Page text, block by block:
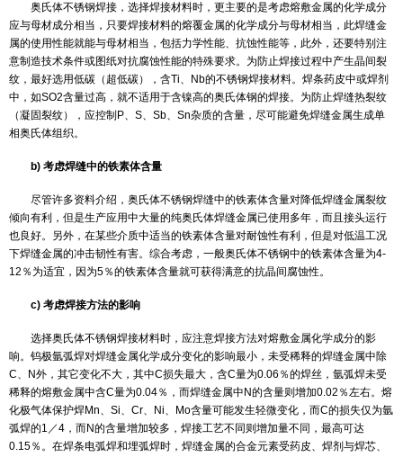
太多，否则将导致焊缝塑性降低，硬度增大，不利于随后的制造成型
选择高温运行下焊接接头的焊接材料时，也应考虑其高温短时抗
久强度不低于母材的对应值。
一般碳素钢和普通低合金钢焊接时，选择焊接材料主要考虑焊接
强度，可不考虑熔敷金属的化学成分与母材匹配；但Cr-Mo耐热钢材
匹配，以保证焊接接头的综合性能与母材一致。
在特殊情况下部件按材料的屈服强度计算许用应力进行设计时，
服强度的等强性为重要考虑因素。
(2) 等韧性原则
选择焊接材料时，应保证焊缝的冲击韧性满足有关标准的要求。
运行工况不同，在运行中常常会由于韧性不足而产生脆性破坏，尤其
的部件或高强厚壁部件更容易发生脆性破坏。所以，有关标准对焊接
韧性指标都提出明确要求。然而标准不同对接头冲击韧性的要求也各
《蒸汽锅炉安全监察规程》中规定，焊接接头的冲击韧性，不得低于
性规定值的下限，当母材没有冲击韧性要求时，则不得低于27J。GB
压力容器》中规定，接头冲击韧性值要求按钢材最低抗拉强度而确定